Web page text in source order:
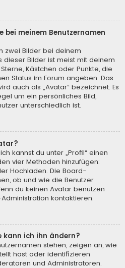
bei meinem Benutzernamen
zwei Bilder bei deinem
dieser Bilder ist meist mit deinem
Kästchen oder Punkte, die
Status im Forum angeben. Das
auch als „Avatar“ bezeichnet. Es
um ein persönliches Bild,
unterschiedlich ist.
kannst du unter „Profil“ einen
vier Methoden hinzufügen:
Hochladen. Die Board-
ob und wie die Benutzer
du keinen Avatar benutzen
kontaktieren.
kann ich ihn ändern?
stehen, zeigen an, wie
hast oder identifizieren
und Administratoren.